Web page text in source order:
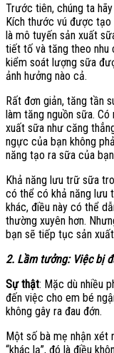
Trước tiên, chúng ta
Kích thước vú được tạo
là mô tuyến sản xuất
tiết tố và tăng theo nhu
kiểm soát lượng sữa
ảnh hưởng nào cả.
Rất đơn giản, tăng tần
làm tăng nguồn sữa.
xuất sữa như căng
ngực của bạn không
năng tạo ra sữa của
Khả năng lưu trữ sữa
có thể có khả năng lưu
khác, điều này có thể
thường xuyên hơn.
bạn sẽ tiếp tục sản
2. Lầm tưởng: Việc bị
Sự thật: Mặc dù nhiều
đến việc cho em bé
không gây ra đau đớn.
Một số bà mẹ nhận xét
“khác lạ”, đó là điều